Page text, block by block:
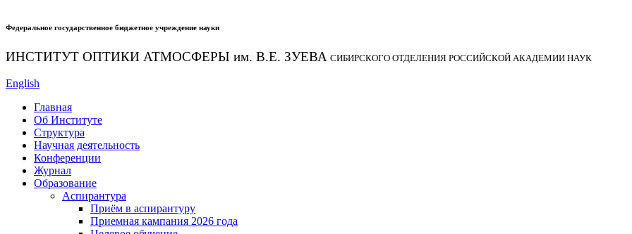
Федеральное государственное бюджетное учреждение науки
ИНСТИТУТ ОПТИКИ АТМОСФЕРЫ им. В.Е. ЗУЕВА СИБИРСКОГО ОТДЕЛЕНИЯ РОССИЙСКОЙ АКАДЕМИИ НАУК
English
Главная
Об Институте
Структура
Научная деятельность
Конференции
Журнал
Образование
Аспирантура
Приём в аспирантуру
Приемная кампания 2026 года